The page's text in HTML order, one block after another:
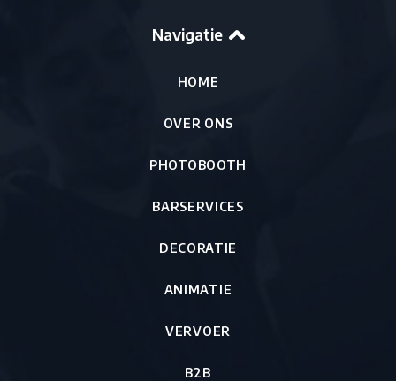
Navigatie
HOME
OVER ONS
PHOTOBOOTH
BARSERVICES
DECORATIE
ANIMATIE
VERVOER
B2B